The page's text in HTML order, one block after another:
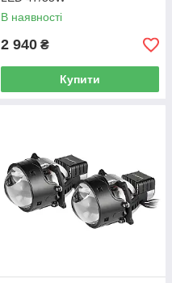
В наявності
2 940 ₴
Купити